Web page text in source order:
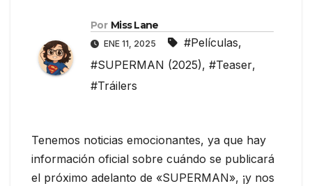
Por Miss Lane
ENE 11, 2025 #Películas,
#SUPERMAN (2025), #Teaser,
#Tráilers
Tenemos noticias emocionantes, ya que hay
información oficial sobre cuándo se publicará
el próximo adelanto de «SUPERMAN», ¡y nos